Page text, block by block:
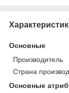
Основные
Производитель
Страна
Основные